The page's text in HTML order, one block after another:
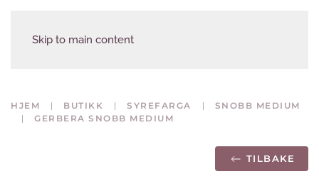
Skip to main content
HJEM BUTIKK SYREFARGA
SNOBB MEDIUM
GERBERA SNOBB MEDIUM
TILBAKE